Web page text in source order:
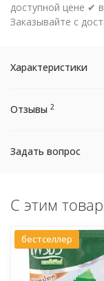
доступной цене ✔
Заказывайте с
Характеристики
Отзывы 2
Задать вопрос
С этим
бестселлер